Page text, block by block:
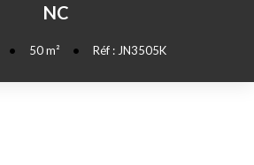
LOUER
NC
• 50m² • Réf : JN3505K